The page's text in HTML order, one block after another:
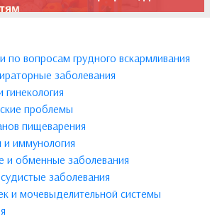
по вопросам грудного вскармливания
заболевания
проблемы
пищеварения
и иммунология
и обменные заболевания
заболевания
и мочевыделительной системы